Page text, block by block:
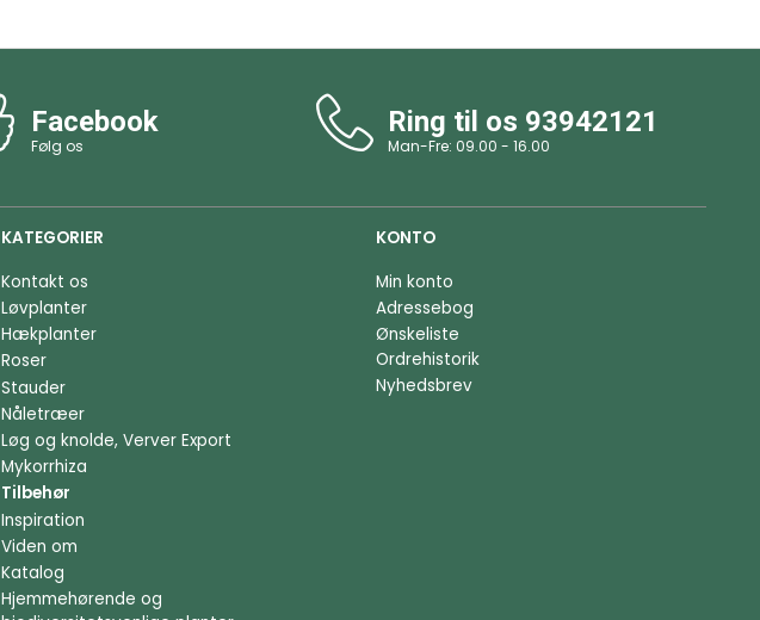
Facebook
Følg os
Ring til os 93942121
Man-Fre: 09.00 - 16.00
KATEGORIER
Kontakt os
Løvplanter
Hækplanter
Roser
Stauder
Nåletræer
Løg og knolde, Verver Export
Mykorrhiza
Tilbehør
Inspiration
Viden om
Katalog
Hjemmehørende og
KONTO
Min konto
Adressebog
Ønskeliste
Ordrehistorik
Nyhedsbrev